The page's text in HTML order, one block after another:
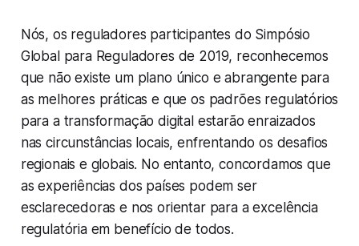
Nós, os reguladores participantes do Simpósio
Global para Reguladores de 2019, reconhecemos
que não existe um plano único e abrangente para
as melhores práticas e que os padrões regulatórios
para a transformação digital estarão enraizados
nas circunstâncias locais, enfrentando os desafios
regionais e globais. No entanto, concordamos que
as experiências dos países podem ser
esclarecedoras e nos orientar para a excelência
regulatória em benefício de todos.